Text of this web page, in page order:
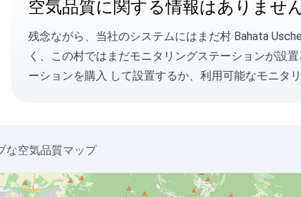
空気品質に関する情報はありませ
残念ながら、当社のシステムにはまだ村 Bahata
く、この村ではまだモニタリングステーションが設
ーションを購入 して設置するか、利用可能なモニタ
な空気品質マップ